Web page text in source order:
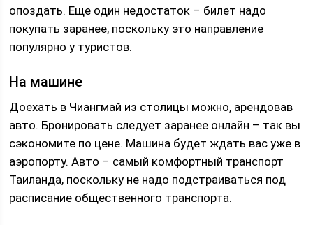
опоздать. Еще один недостаток – билет надо
покупать заранее, поскольку это направление
популярно у туристов.
На машине
Доехать в Чиангмай из столицы можно, арендовав
авто. Бронировать следует заранее онлайн – так вы
сэкономите по цене. Машина будет ждать вас уже в
аэропорту. Авто – самый комфортный транспорт
Таиланда, поскольку не надо подстраиваться под
расписание общественного транспорта.